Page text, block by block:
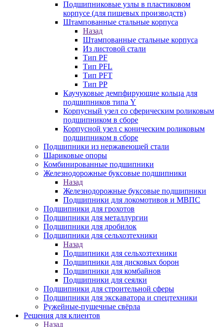
Подшипниковые узлы в пластиковом
корпусе (для пищевых производств)
Штампованные стальные корпуса
Назад
Штампованные стальные корпуса
Из листовой стали
Тип PF
Тип PFL
Тип PFT
Тип PP
Каучуковые демпфирующие кольца для
подшипников типа Y
Корпусный узел со сферическим роликовым
подшипником в сборе
Корпусной узел с коническим роликовым
подшипником в сборе
Подшипники из нержавеющей стали
Шариковые опоры
Комбинированные подшипники
Железнодорожные буксовые подшипники
Назад
Железнодорожные буксовые подшипники
Подшипники для локомотивов и МВПС
Подшипники для грохотов
Подшипники для металлургии
Подшипники для дробилок
Подшипники для сельхозтехники
Назад
Подшипники для сельхозтехники
Подшипники для дисковых борон
Подшипники для комбайнов
Подшипники для сеялки
Подшипники для строительной сферы
Подшипники для экскаватора и спецтехники
Ружейные-пушечные свёрла
Решения для клиентов
Назад